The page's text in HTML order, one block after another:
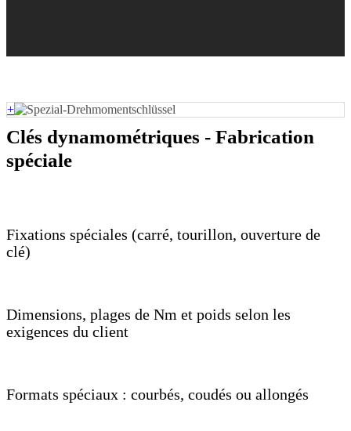
+
Clés dynamométriques - Fabrication
spéciale
Fixations spéciales (carré, tourillon, ouverture de
clé)
Dimensions, plages de Nm et poids selon les
exigences du client
Formats spéciaux : courbés, coudés ou allongés